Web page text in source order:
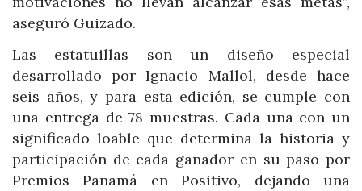
aseguró Guizado.
Las estatuillas son un diseño especial
desarrollado por Ignacio Mallol, desde hace
seis años, y para esta edición, se cumple con
una entrega de 78 muestras. Cada una con un
significado loable que determina la historia y
participación de cada ganador en su paso por
Premios Panamá en Positivo, dejando una